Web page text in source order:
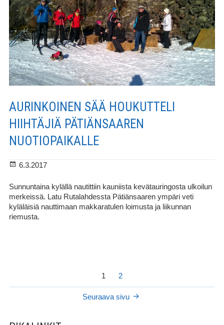
AURINKOINEN SÄÄ HOUKUTTELI
HIIHTÄJIÄ PÄTIÄNSAAREN
NUOTIOPAIKALLE
Julkaistu
6.3.2017
Sunnuntaina kylällä nautittiin kauniista kevätauringosta ulkoilun
merkeissä. Latu Rutalahdessta Pätiänsaaren ympäri veti
kyläläisiä nauttimaan makkaratulen loimusta ja liikunnan
riemusta.
Sivu
1 Sivu
2
Seuraava sivu